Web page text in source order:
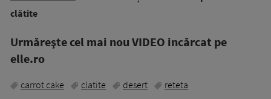
clătite
Urmăreşte cel mai nou VIDEO incărcat pe
elle.ro
carrot cake clatite desert reteta